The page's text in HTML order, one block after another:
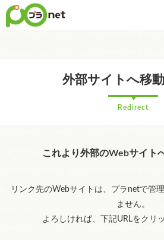
外部サイトへ移
Redirect
これより外部のWebサイト
リンク先のWebサイトは、プラnetで管
ません。
よろしければ、下記URLをクリ